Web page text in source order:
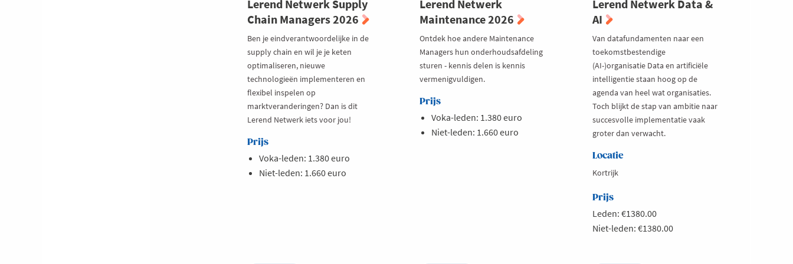
Lerend Netwerk Supply
Chain Managers 2026
Ben je eindverantwoordelijke in de
supply chain en wil je je keten
optimaliseren, nieuwe
technologieën implementeren en
flexibel inspelen op
marktveranderingen? Dan is dit
Lerend Netwerk iets voor jou!
Prijs
Voka-leden: 1.380 euro
Niet-leden: 1.660 euro
Lerend Netwerk
Maintenance 2026
Ontdek hoe andere Maintenance
Managers hun onderhoudsafdeling
sturen - kennis delen is kennis
vermenigvuldigen.
Prijs
Voka-leden: 1.380 euro
Niet-leden: 1.660 euro
Lerend Netwerk Data &
AI
Van datafundamenten naar een
toekomstbestendige
(AI-)organisatie Data en artificiële
intelligentie staan hoog op de
agenda van heel wat organisaties.
Toch blijkt de stap van ambitie naar
succesvolle implementatie vaak
groter dan verwacht.
Locatie
Kortrijk
Prijs
Leden: €1380.00
Niet-leden: €1380.00